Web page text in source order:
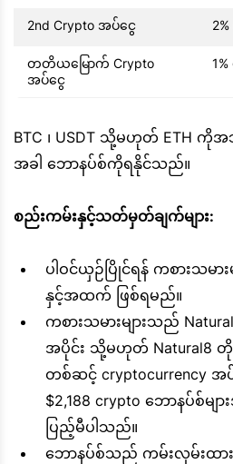
2nd Crypto အပ်ငွေ
တတိယမြောက် Crypto
အပ်ငွေ
BTC ၊ USDT သို့မဟုတ် ETH ကို
အခါ ဘောနပ်စ်ကိုရနိုင်သည်။
စည်းကမ်းနှင့်သတ်မှတ်ချက်များ:
ပါဝင်ယှဉ်ပြိုင်ရန် ကစားသမ
နှင့်အထက် ဖြစ်ရမည်။
ကစားသမားများသည်
အပိုင်း သို့မဟုတ် Natural8
တစ်ဆင့် cryptocurrency အပ်
$2,188 crypto ဘောနပ်စ်မ
ပြည့်မီပါသည်။
ဘောနပ်စ်သည် ကမ်းလှမ်းထား